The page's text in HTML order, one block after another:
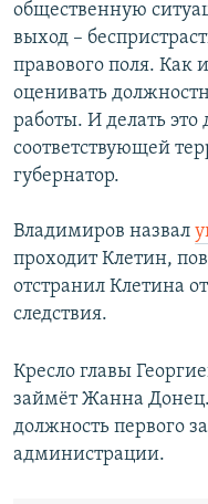
общественную
выход –
правового поля. Как
оценивать
работы. И делать
соответствующей
губернатор.
Владимиров назвал
проходит Клетин,
отстранил Клетина
следствия.
Кресло главы
займёт Жанна
должность первого
администрации.